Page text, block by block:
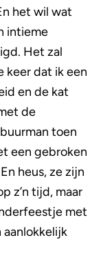
het wil wat
intieme
Het zal
keer dat ik een
en de kat
de
toen
een gebroken
heus, ze zijn
z’n tijd, maar
met